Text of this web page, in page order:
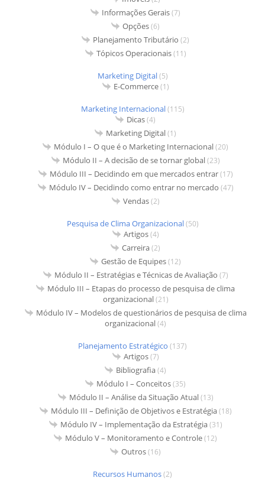
Informações Gerais(7)
Opções(6)
Planejamento Tributário (2)
Tópicos Operacionais(11)
Marketing Digital(5)
E-Commerce(1)
Marketing Internacional(115)
Dicas(4)
Marketing Digital(1)
Módulo I – O que é o Marketing Internacional(20)
Módulo II – A decisão de se tornar global(23)
Módulo III – Decidindo em que mercados entrar(17)
Módulo IV – Decidindo como entrar no mercado (47)
Vendas(2)
Pesquisa de Clima Organizacional(50)
Artigos(4)
Carreira(2)
Gestão de Equipes(12)
Módulo II – Estratégias e Técnicas de Avaliação (7)
Módulo III – Etapas do processo de pesquisa de clima
organizacional(21)
Módulo IV – Modelos de questionários de pesquisa de clima
organizacional(4)
Planejamento Estratégico (137)
Artigos(7)
Bibliografia(4)
Módulo I – Conceitos(35)
Módulo II – Análise da Situação Atual(13)
Módulo III – Definição de Objetivos e Estratégia(18)
Módulo IV – Implementação da Estratégia(31)
Módulo V – Monitoramento e Controle(12)
Outros(16)
Recursos Humanos(2)